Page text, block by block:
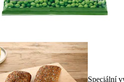
Speciální